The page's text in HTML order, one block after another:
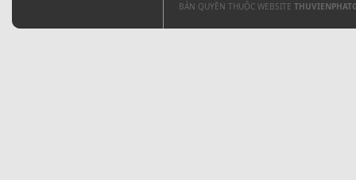
BẢN QUYỀN THUỘC WEBSITE